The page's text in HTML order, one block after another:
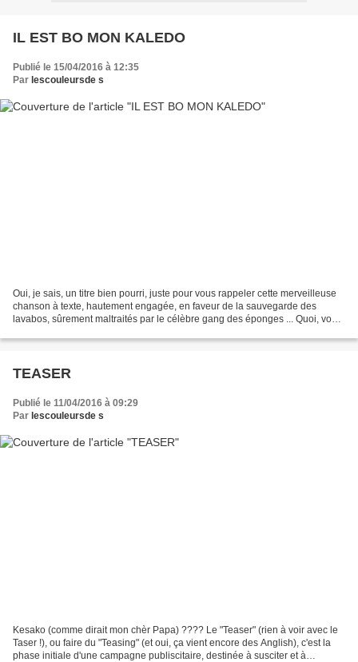
IL EST BO MON KALEDO
Publié le 15/04/2016 à 12:35
Par lescouleursde s
Oui, je sais, un titre bien pourri, juste pour vous rappeler cette merveilleuse
chanson à texte, hautement engagée, en faveur de la sauvegarde des
lavabos, sûrement maltraités par le célèbre gang des éponges ... Quoi, vous
TEASER
Publié le 11/04/2016 à 09:29
Par lescouleursde s
Kesako (comme dirait mon chèr Papa) ???? Le "Teaser" (rien à voir avec le
Taser !), ou faire du "Teasing" (et oui, ça vient encore des Anglish), c'est la
phase initiale d'une campagne publiscitaire, destinée à susciter et à